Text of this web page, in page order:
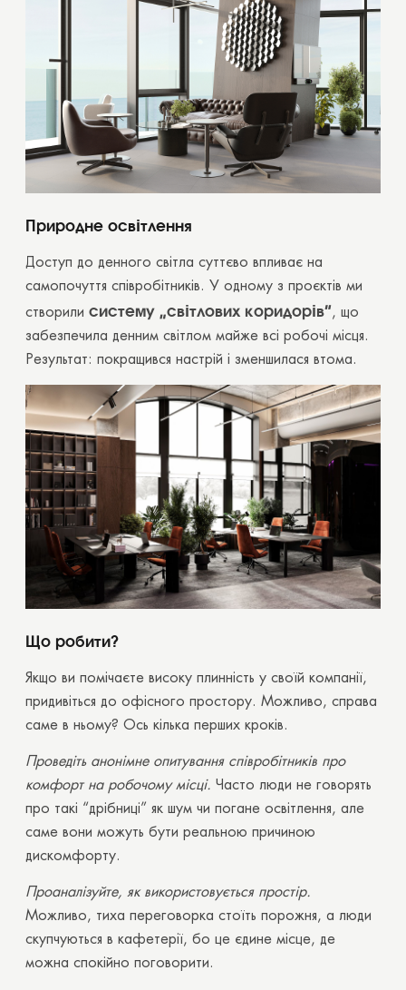
Природне освітлення
Доступ до денного світла суттєво впливає на
самопочуття співробітників. У одному з проєктів ми
створили систему “світлових коридорів”, що
забезпечила денним світлом майже всі робочі місця.
Результат: покращився настрій і зменшилася втома.
Що робити?
Якщо ви помічаєте високу плинність у своїй компанії,
придивіться до офісного простору. Можливо, справа
саме в ньому? Ось кілька перших кроків.
Проведіть анонімне опитування співробітників про
комфорт на робочому місці. Часто люди не говорять
про такі “дрібниці” як шум чи погане освітлення, але
саме вони можуть бути реальною причиною
дискомфорту.
Проаналізуйте, як використовується простір.
Можливо, тиха переговорка стоїть порожня, а люди
скупчуються в кафетерії, бо це єдине місце, де
можна спокійно поговорити.
Дякуємо вам!
Ваш запит на розрахунок вартості вже
надіслано. Ми зв'яжемося з вами незабаром.
OK
OK